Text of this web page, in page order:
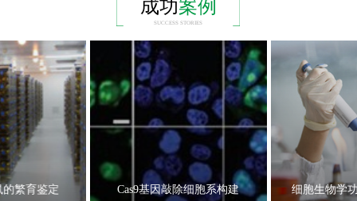
成功案例
SUCCESS STORIES
繁育鉴定 Cas9基因敲除细胞系构建 细胞生物学